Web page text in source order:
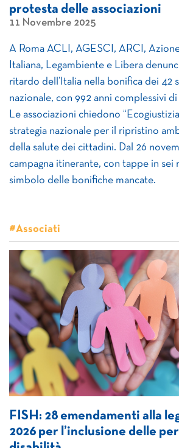
protesta delle associazioni
11 Novembre 2025
A Roma ACLI, AGESCI, ARCI,
Italiana, Legambiente e Libera
ritardo dell’Italia nella bonifica dei 42
nazionale, con 992 anni complessivi
Le associazioni chiedono
strategia nazionale per il ripristino
della salute dei cittadini. Dal 26
campagna itinerante, con tappe in sei
simbolo delle bonifiche mancate.
#Associati
FISH: 28 emendamenti alla
2026 per l’inclusione delle